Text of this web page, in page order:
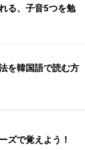
示が出てきます
KO」に早変わ
した。
ボード配列が分
を見ながら打
習をしたりして
る、子音5つを勉
を韓国語で読む方
ズで覚えよう！